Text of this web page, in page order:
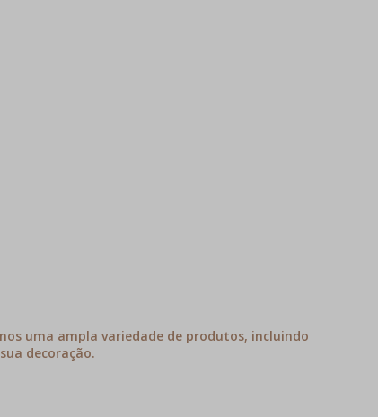
uma ampla variedade de produtos, incluindo
decoração.